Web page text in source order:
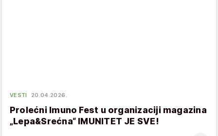
VESTI 20.04.2026.
Prolećni Imuno Fest u organizaciji magazina
„Lepa&Srećna“ IMUNITET JE SVE!